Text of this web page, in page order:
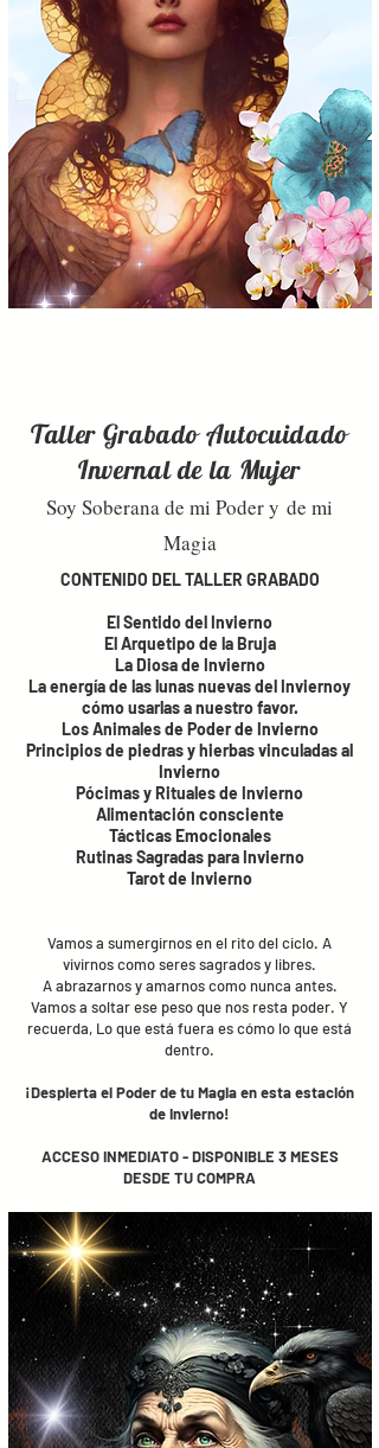
Taller Grabado Autocuidado
Invernal de la Mujer
Soy Soberana de mi Poder y de mi
Magia
CONTENIDO DEL TALLER GRABADO
El Sentido del Invierno
El Arquetipo de la Bruja
La Diosa de Invierno
La energía de las lunas nuevas del Inviernoy
cómo usarlas a nuestro favor.
Los Animales de Poder de Invierno
Principios de piedras y hierbas vinculadas al
Invierno
Pócimas y Rituales de Invierno
Alimentación consciente
Tácticas Emocionales
Rutinas Sagradas para Invierno
Tarot de Invierno
Vamos a sumergirnos en el rito del ciclo. A
vivirnos como seres sagrados y libres.
A abrazarnos y amarnos como nunca antes.
Vamos a soltar ese peso que nos resta poder. Y
recuerda, Lo que está fuera es cómo lo que está
dentro.
¡Despierta el Poder de tu Magia en esta estación
de Invierno!
ACCESO INMEDIATO - DISPONIBLE 3 MESES
DESDE TU COMPRA